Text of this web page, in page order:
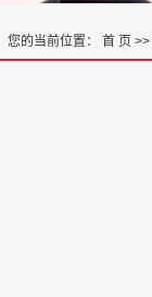
您的当前位置： 首 页 >>